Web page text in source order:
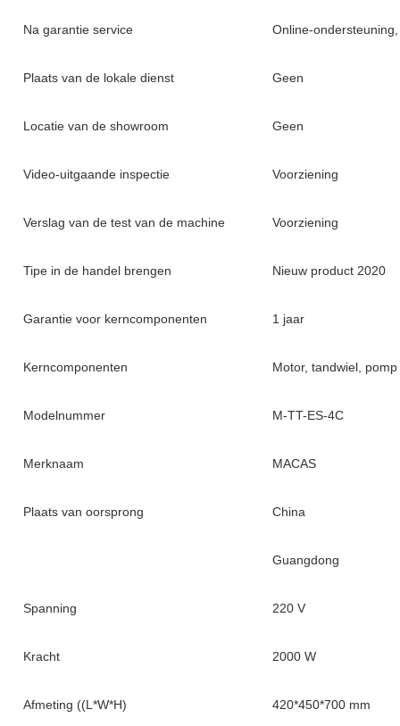
Na garantie service Online-
Plaats van de lokale dienst Geen
Locatie van de showroom Geen
Video-uitgaande inspectie Voorziening
Verslag van de test van de machine Voorziening
Tipe in de handel brengen Nieuw product 2020
Garantie voor kerncomponenten 1 jaar
Kerncomponenten Motor, tandwiel, pomp
Modelnummer M-TT-ES-4C
Merknaam MACAS
Plaats van oorsprong China
Guangdong
Spanning 220 V
Kracht 2000 W
Afmeting ((L*W*H) 420*450*700 mm